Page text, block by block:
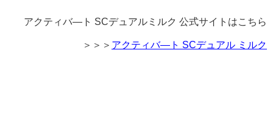
アクティバ―ト SCデュアルミルク 公式サイトはこちら
＞＞＞ アクティバ―ト SCデュアル ミルク